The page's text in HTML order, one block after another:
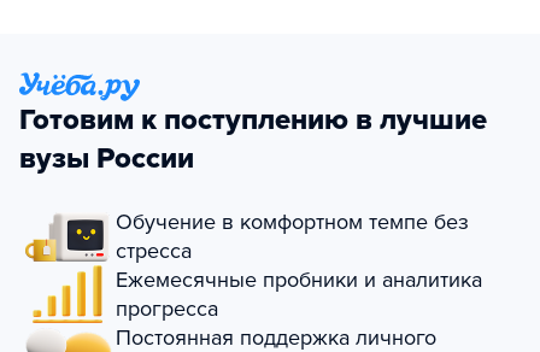
Готовим к поступлению в лучшие
вузы России
Обучение в комфортном темпе без
стресса
Ежемесячные пробники и аналитика
прогресса
Постоянная поддержка личного